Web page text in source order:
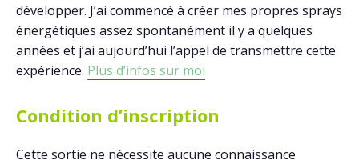
développer. J’ai commencé à créer mes propres sprays
énergétiques assez spontanément il y a quelques
années et j’ai aujourd’hui l’appel de transmettre cette
expérience. Plus d’infos sur moi
Condition d’inscription
Cette sortie ne nécessite aucune connaissance